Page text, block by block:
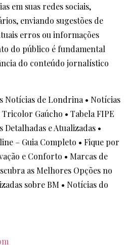
em suas redes sociais,
enviando sugestões de
erros ou informações
do público é fundamental
do conteúdo jornalístico
Notícias de Londrina • Notícias
Tricolor Gaúcho • Tabela FIPE
Detalhadas e Atualizadas •
– Guia Completo • Fique por
e Conforto • Marcas de
as Melhores Opções no
sobre BM • Notícias do